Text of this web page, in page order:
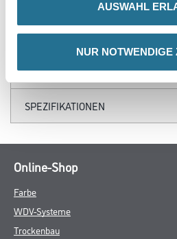
AUSWAHL
NUR NOTWENDIGE
GEFAHRENHINWEISE
DATENBLÄTTER
SPEZIFIKATIONEN
Online-Shop
Farbe
WDV-Systeme
Trockenbau